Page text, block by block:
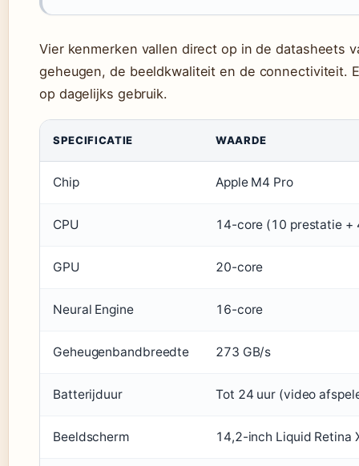
Vier kenmerken vallen direct op in de datasheets
geheugen, de beeldkwaliteit en de connectiviteit.
op dagelijks gebruik.
SPECIFICATIE WAARDE
Chip Apple M4 Pro
CPU 14-core (10 prestatie +
GPU 20-core
Neural Engine 16-core
Geheugenbandbreedte 273 GB/s
Batterijduur Tot 24 uur (video
Beeldscherm 14,2-inch Liquid Retina